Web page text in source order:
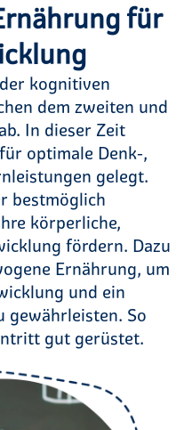
für
kognitiven
dem zweiten und
In dieser Zeit
optimale Denk-,
gelegt.
bestmöglich
körperliche,
fördern. Dazu
Ernährung, um
und ein
gewährleisten. So
gut gerüstet.